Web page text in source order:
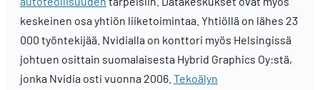
keskeinen osa yhtiön liiketoimintaa. Yhtiöllä on lähes 23
000 työntekijää. Nvidialla on konttori myös Helsingissä
johtuen osittain suomalaisesta Hybrid Graphics Oy:stä,
jonka Nvidia osti vuonna 2006. Tekoälyn